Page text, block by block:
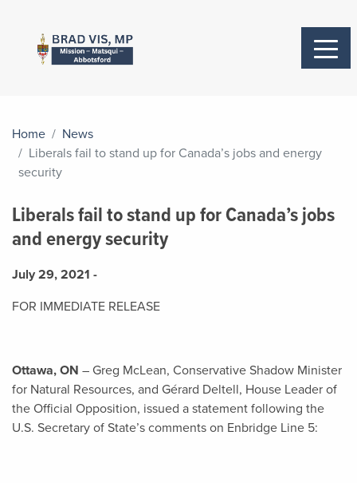
Home
News
Liberals fail to stand up for Canada’s jobs and energy
security
Liberals fail to stand up for Canada’s jobs
and energy security
July 29, 2021 -
FOR IMMEDIATE RELEASE
Ottawa, ON – Greg McLean, Conservative Shadow Minister
for Natural Resources, and Gérard Deltell, House Leader of
the Official Opposition, issued a statement following the
U.S. Secretary of State’s comments on Enbridge Line 5: